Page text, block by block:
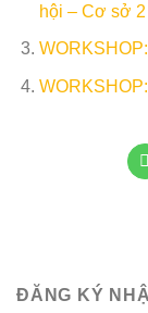
hội – Cơ sở 2
ĐĂNG KÝ